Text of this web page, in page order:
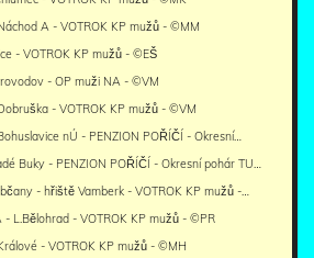
A - VOTROK KP mužů - ©MM
- VOTROK KP mužů - ©EŠ
- OP muži NA - ©VM
- VOTROK KP mužů - ©VM
nÚ - PENZION POŘÍČÍ - Okresní…
Buky - PENZION POŘÍČÍ - Okresní pohár TU…
- hřiště Vamberk - VOTROK KP mužů -…
- L.Bělohrad - VOTROK KP mužů - ©PR
- VOTROK KP mužů - ©MH